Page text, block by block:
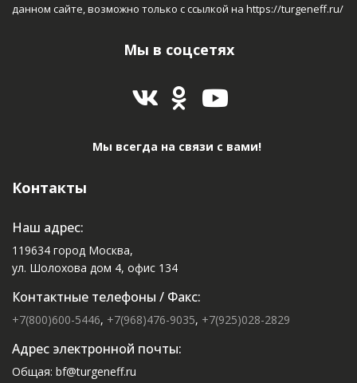
Каждый коллектив станет победителем в
различных номинациях премии и получит
Бесплатное
данном сайте, возможно только с ссылкой на https://turgeneff.ru/
Мы в соцсетях
Мы всегда на связи с вами!
Контакты
Наш адрес:
119634 город Москва,
ул. Шолохова дом 4, офис 134
Контактные телефоны / Факс:
+7(800)600-5446, +7(968)476-9035, +7(925)028-2829
Адрес электронной почты:
Общая: bf@turgeneff.ru